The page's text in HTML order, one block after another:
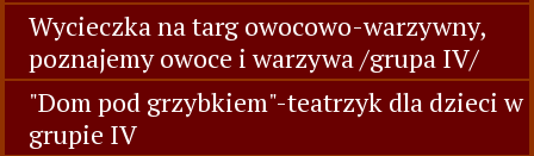
Wycieczka na targ owocowo-warzywny,
poznajemy owoce i warzywa /grupa IV/
"Dom pod grzybkiem"-teatrzyk dla dzieci w
grupie IV